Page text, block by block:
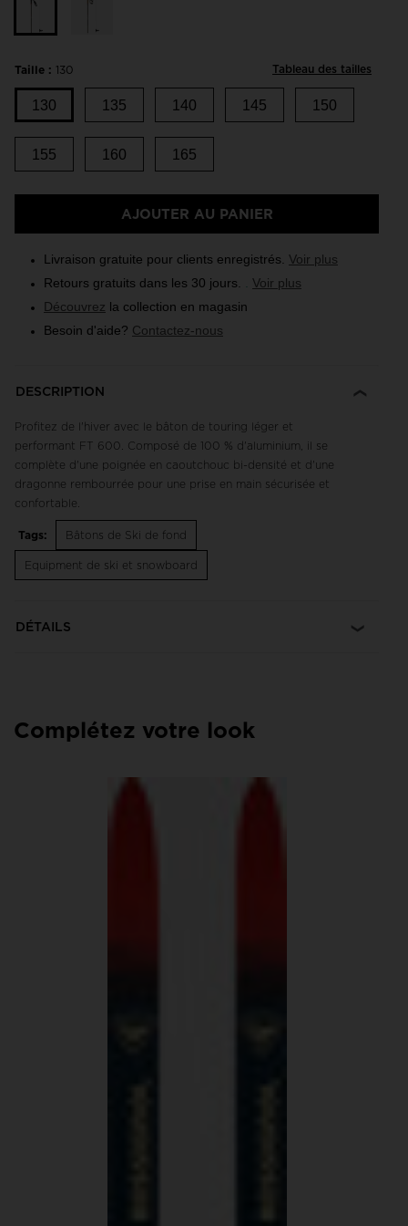
Taille : 130 Tableau des tailles
130 135 140 145 150
155 160 165
AJOUTER AU PANIER
Livraison gratuite pour clients enregistrés. Voir plus
Retours gratuits dans les 30 jours.
Voir plus
Découvrez la collection en magasin
Besoin d'aide? Contactez-nous
DESCRIPTION
Profitez de l'hiver avec le bâton de touring léger et
performant FT 600. Composé de 100 % d'aluminium, il se
complète d'une poignée en caoutchouc bi-densité et d'une
dragonne rembourrée pour une prise en main sécurisée et
confortable.
Tags:
Bâtons de Ski de fond
Equipment de ski et snowboard
DÉTAILS
Complétez votre look